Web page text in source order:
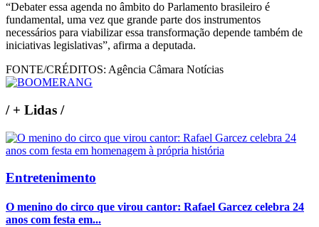
“Debater essa agenda no âmbito do Parlamento brasileiro é
fundamental, uma vez que grande parte dos instrumentos
necessários para viabilizar essa transformação depende também de
iniciativas legislativas”, afirma a deputada.
FONTE/CRÉDITOS: Agência Câmara Notícias
/+ Lidas /
Entretenimento
O menino do circo que virou cantor: Rafael Garcez celebra 24
anos com festa em...